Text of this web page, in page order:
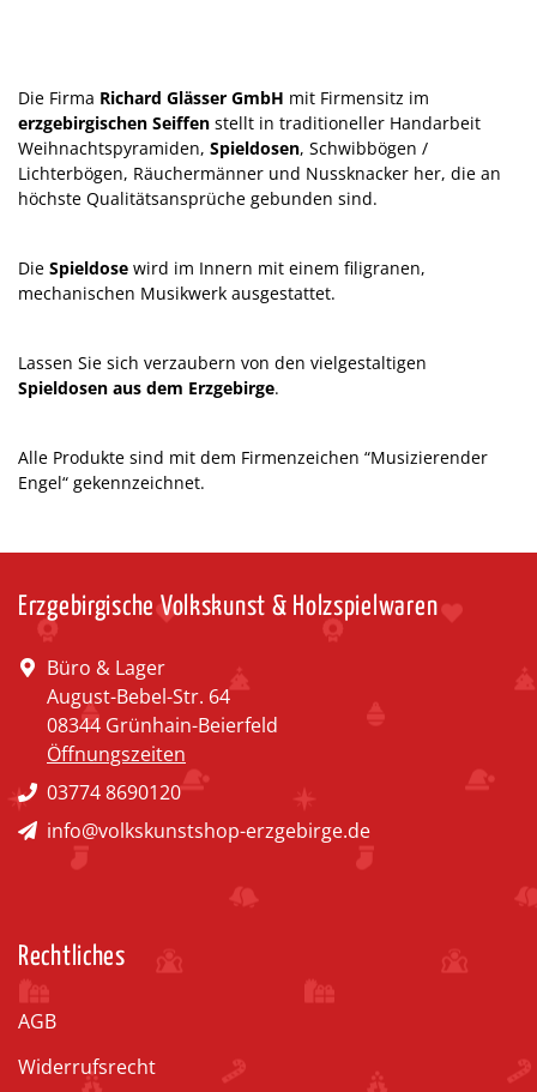
Die Firma Richard Glässer GmbH mit Firmensitz im
erzgebirgischen Seiffen stellt in traditioneller Handarbeit
Weihnachtspyramiden, Spieldosen, Schwibbögen /
Lichterbögen, Räuchermänner und Nussknacker her, die an
höchste Qualitätsansprüche gebunden sind.
Die Spieldose wird im Innern mit einem filigranen,
mechanischen Musikwerk ausgestattet.
Lassen Sie sich verzaubern von den vielgestaltigen
Spieldosen aus dem Erzgebirge.
Alle Produkte sind mit dem Firmenzeichen “Musizierender
Engel“ gekennzeichnet.
Erzgebirgische Volkskunst & Holzspielwaren
Büro & Lager
August-Bebel-Str. 64
08344 Grünhain-Beierfeld
Öffnungszeiten
03774 8690120
info@volkskunstshop-erzgebirge.de
Rechtliches
AGB
Widerrufsrecht